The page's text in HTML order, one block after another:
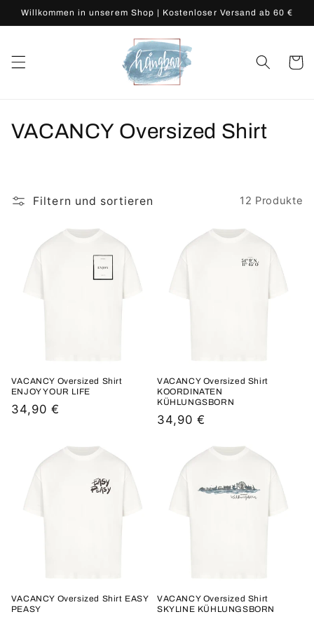
zum
Inhalt
Willkommen in unserem Shop | Kostenloser Versand ab 60 €
K
e
:
VACANCY Oversized Shirt
Filtern und sortieren 12 Produkte
VACANCY Oversized Shirt
ENJOY YOUR LIFE
Normaler
34,90 €
VACANCY Oversized Shirt
KOORDINATEN
KÜHLUNGSBORN
Normaler
34,90 €
VACANCY Oversized Shirt EASY
PEASY
VACANCY Oversized Shirt
SKYLINE KÜHLUNGSBORN